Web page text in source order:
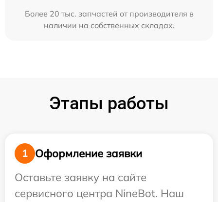
Более 20 тыс. запчастей от производителя в
наличии на собственных складах.
Этапы работы
1
Оформление заявки
Оставьте заявку на сайте
сервисного центра NineBot. Наш